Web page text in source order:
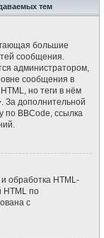
тем
большие
сообщения.
администратором,
сообщения в
но теги в нём
За дополнительной
по BBCode, ссылка
обработка HTML-
HTML по
с